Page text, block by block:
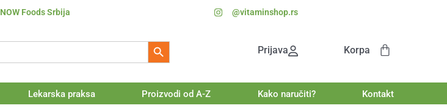
NOW Foods Srbija @vitaminshop.rs
Search Button
Prijava
Korpa
Lekarska praksa Proizvodi od A-Z Kako naručiti? Kontakt